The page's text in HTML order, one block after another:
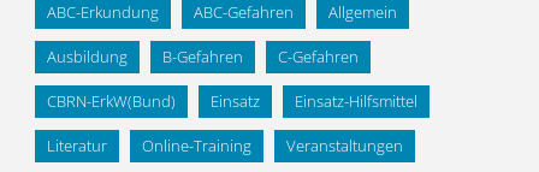
ABC-Erkundung ABC-Gefahren Allgemein
Ausbildung B-Gefahren C-Gefahren
CBRN-ErkW(Bund) Einsatz Einsatz-Hilfsmittel
Literatur Online-Training Veranstaltungen